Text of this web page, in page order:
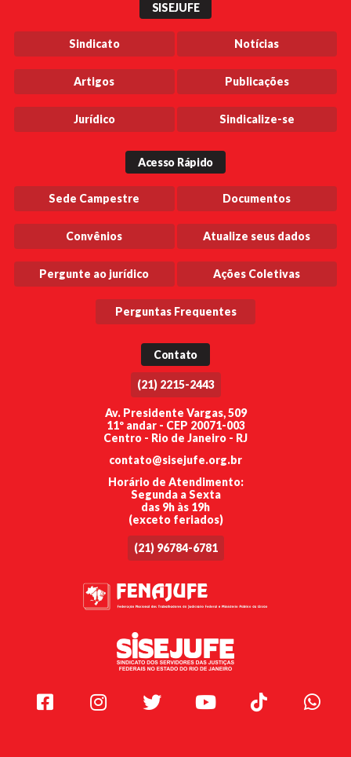
SISEJUFE
Sindicato Notícias
Artigos Publicações
Jurídico Sindicalize-se
Acesso Rápido
Sede Campestre Documentos
Convênios Atualize seus dados
Pergunte ao jurídico Ações Coletivas
Perguntas Frequentes
Contato
(21) 2215-2443
Av. Presidente Vargas, 509
11º andar - CEP 20071-003
Centro - Rio de Janeiro - RJ
contato@sisejufe.org.br
Horário de Atendimento:
Segunda a Sexta
das 9h às 19h
(exceto feriados)
(21) 96784-6781
Facebook Instagram Twitter Youtube TikTok